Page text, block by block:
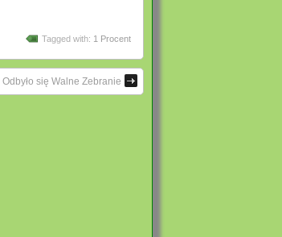
Tagged with: 1 Procent
Odbyło się Walne Zebranie